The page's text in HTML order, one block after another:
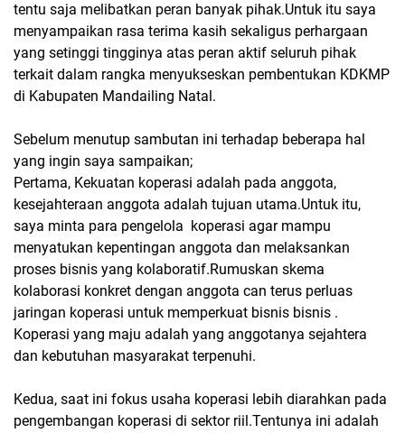
tentu saja melibatkan peran banyak pihak.Untuk itu saya
menyampaikan rasa terima kasih sekaligus perhargaan
yang setinggi tingginya atas peran aktif seluruh pihak
terkait dalam rangka menyukseskan pembentukan KDKMP
di Kabupaten Mandailing Natal.
Sebelum menutup sambutan ini terhadap beberapa hal
yang ingin saya sampaikan;
Pertama, Kekuatan koperasi adalah pada anggota,
kesejahteraan anggota adalah tujuan utama.Untuk itu,
saya minta para pengelola koperasi agar mampu
menyatukan kepentingan anggota dan melaksankan
proses bisnis yang kolaboratif.Rumuskan skema
kolaborasi konkret dengan anggota can terus perluas
jaringan koperasi untuk memperkuat bisnis bisnis .
Koperasi yang maju adalah yang anggotanya sejahtera
dan kebutuhan masyarakat terpenuhi.
Kedua, saat ini fokus usaha koperasi lebih diarahkan pada
pengembangan koperasi di sektor riil.Tentunya ini adalah